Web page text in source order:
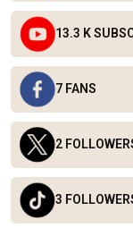
13.3 K
7 FANS
2
3